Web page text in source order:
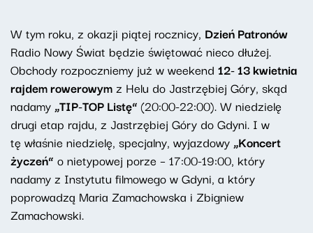
W tym roku, z okazji piątej rocznicy, Dzień Patronów
Radio Nowy Świat będzie świętować nieco dłużej.
Obchody rozpoczniemy już w weekend 12- 13 kwietnia
rajdem rowerowymz Helu do Jastrzębiej Góry, skąd
nadamy „TIP-TOP Listę”(20:00-22:00). W niedzielę
drugi etap rajdu, z Jastrzębiej Góry do Gdyni. I w
tę właśnie niedzielę, specjalny, wyjazdowy „Koncert
życzeń” o nietypowej porze – 17:00-19:00, który
nadamy z Instytutu filmowego w Gdyni, a który
poprowadzą Maria Zamachowska i Zbigniew
Zamachowski.